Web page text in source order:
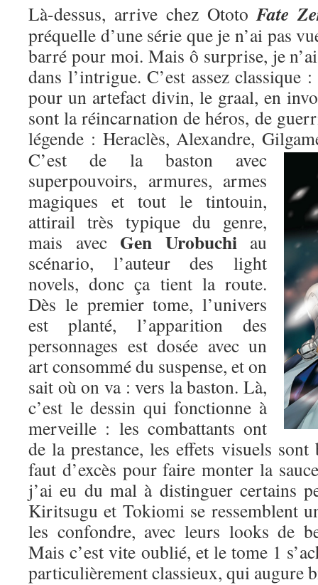
Là-dessus, arrive chez OtotoFate
préquelle d’une série que je n’ai pas
barré pour moi. Mais ô surprise, je
dans l’intrigue. C’est assez classique
pour un artefact divin, le graal, en
sont la réincarnation de héros, de
légende : Heraclès, Alexandre,
C’est de la baston avec
superpouvoirs, armures, armes
magiques et tout le tintouin,
attirail très typique du genre,
mais avec Gen Urobuchiau
scénario, l’auteur des light
novels, donc ça tient la route.
Dès le premier tome, l’univers
est planté, l’apparition des
personnages est dosée avec un
art consommé du suspense, et on
sait où on va : vers la baston. Là,
c’est le dessin qui fonctionne à
merveille : les combattants ont
de la prestance, les effets visuels sont
faut d’excès pour faire monter la
j’ai eu du mal à distinguer certains
Kiritsugu et Tokiomi se ressemblent
les confondre, avec leurs looks de
Mais c’est vite oublié, et le tome 1
particulièrement classieux, qui augure